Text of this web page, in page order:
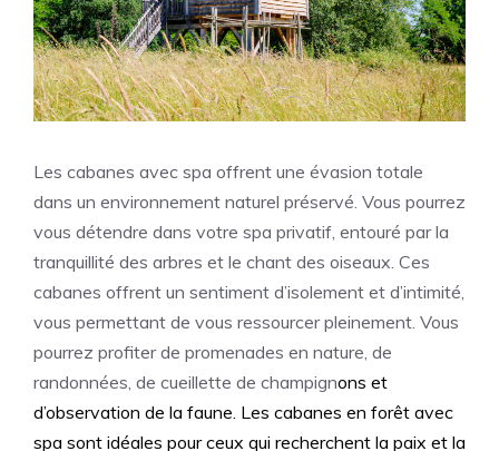
Les cabanes avec spa offrent une évasion totale
dans un environnement naturel préservé. Vous pourrez
vous détendre dans votre spa privatif, entouré par la
tranquillité des arbres et le chant des oiseaux. Ces
cabanes offrent un sentiment d’isolement et d’intimité,
vous permettant de vous ressourcer pleinement. Vous
pourrez profiter de promenades en nature, de
randonnées, de cueillette de champignons et
d’observation de la faune. Les cabanes en forêt avec
spa sont idéales pour ceux qui recherchent la paix et la